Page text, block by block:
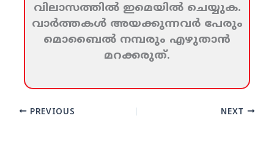
വിലാസത്തില്‍ ഇമെയില്‍ ചെയ്യുക.
വാര്‍ത്തകള്‍ അയക്കുന്നവര്‍ പേരും
മൊബൈല്‍ നമ്പരും എഴുതാന്‍
മറക്കരുത്‌.
PREVIOUS NEXT